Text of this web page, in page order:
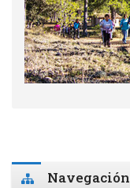
Salta Navegación
Navegación